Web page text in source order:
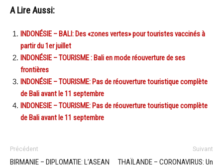
A Lire Aussi:
INDONÉSIE – BALI: Des «zones vertes» pour touristes vaccinés à
partir du 1er juillet
INDONÉSIE – TOURISME : Bali en mode réouverture de ses
frontières
INDONÉSIE – TOURISME: Pas de réouverture touristique complète
de Bali avant le 11 septembre
INDONESIE – TOURISME: Pas de réouverture touristique complète
de Bali avant le 11 septembre
Précédent
BIRMANIE – DIPLOMATIE: L’ASEAN
Suivant
THAÏLANDE – CORONAVIRUS: Un